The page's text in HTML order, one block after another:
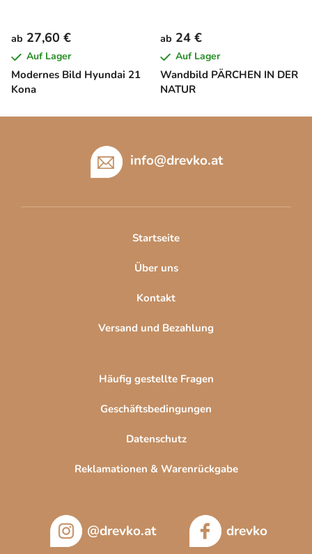
Modernes Bild Hyundai 21
Kona
ab 27,60 €
Auf Lager
Wandbild PÄRCHEN IN DER
NATUR
ab 24 €
Auf Lager
info@drevko.at
Startseite
Über uns
Kontakt
Versand und Bezahlung
Häufig gestellte Fragen
Geschäftsbedingungen
Datenschutz
Reklamationen & Warenrückgabe
@drevko.at drevko